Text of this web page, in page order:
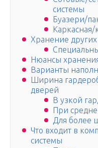
системы
Буазери/
Каркасная/
Хранение
Нюансы
Варианты
Ширина
дверей
В узкой
При
Для более
Что входит в
системы